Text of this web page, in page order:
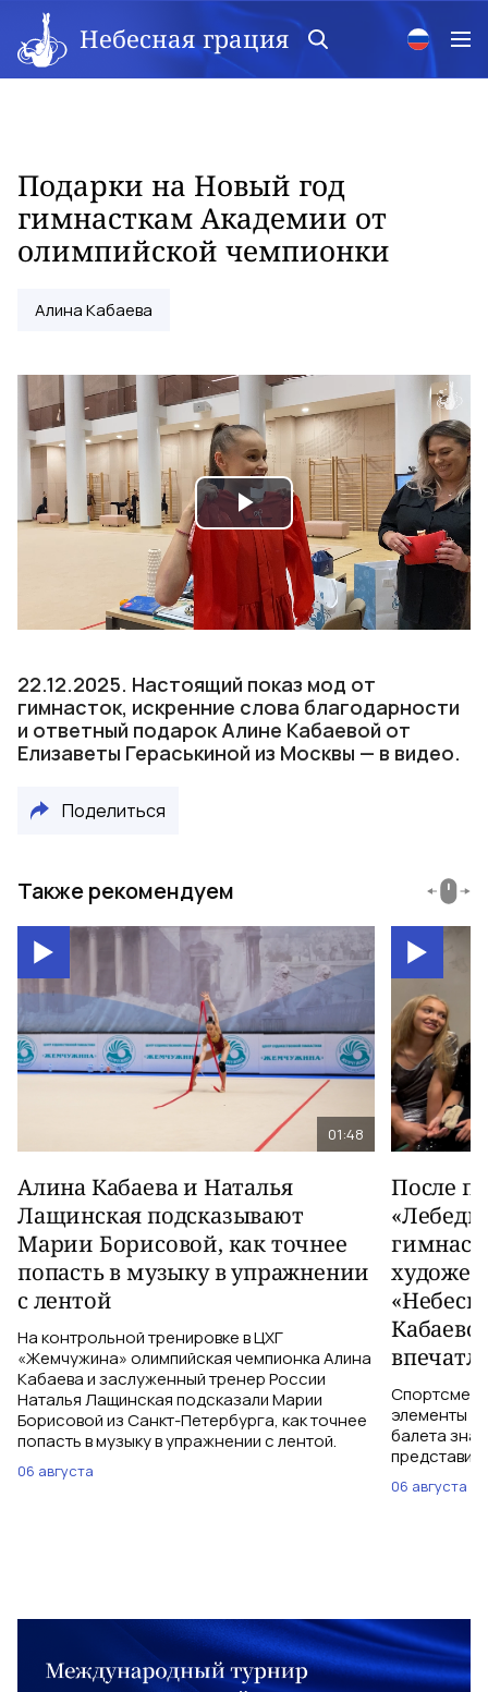
Небесная грация
Подарки на Новый год
гимнасткам Академии от
олимпийской чемпионки
Алина Кабаева
Play
Video
22.12.2025. Настоящий показ мод от
гимнасток, искренние слова благодарности
и ответный подарок Алине Кабаевой от
Елизаветы Гераськиной из Москвы — в видео.
Поделиться
Также рекомендуем
01:48
Алина Кабаева и Наталья
Лащинская подсказывают
Марии Борисовой, как точнее
попасть в музыку в упражнении
с лентой
На контрольной тренировке в ЦХГ
«Жемчужина» олимпийская чемпионка Алина
Кабаева и заслуженный тренер России
Наталья Лащинская подсказали Марии
Борисовой из Санкт-Петербурга, как точнее
попасть в музыку в упражнении с лентой.
06 августа
После
элементы
балета
06 августа